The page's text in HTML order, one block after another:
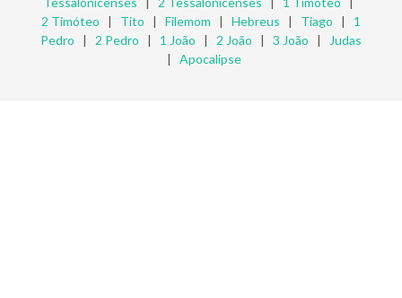
2 Timóteo | Tito | Filemom | Hebreus | Tiago | 1
Pedro | 2 Pedro | 1 João | 2 João | 3 João |
Judas
| Apocalipse